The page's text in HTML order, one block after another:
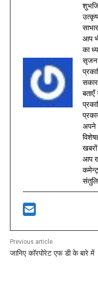
आप
का
अपने
आप
Previous article
जानिए कॉरपोरेट एफ डी के बारे में